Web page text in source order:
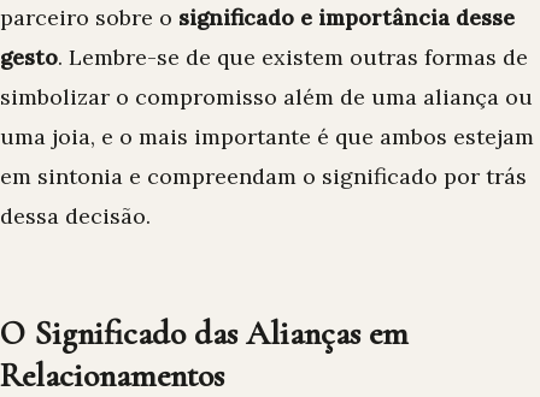
parceiro sobre o significado e importância desse
gesto. Lembre-se de que existem outras formas de
simbolizar o compromisso além de uma aliança ou
uma joia, e o mais importante é que ambos estejam
em sintonia e compreendam o significado por trás
dessa decisão.
O Significado das Alianças em
Relacionamentos